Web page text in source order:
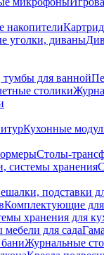
накопители
уголки, диваны
для ванной
столики
Кухонные
Столы-
системы хранения
подставки
Комплектующие для
хранения для
для сада
Журнальные